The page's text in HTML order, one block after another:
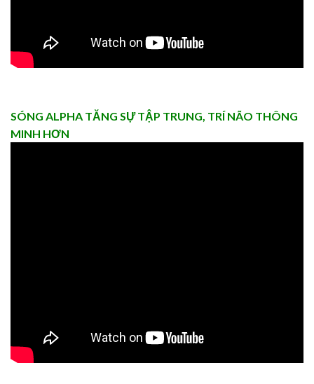
SÓNG ALPHA TĂNG SỰ TẬP TRUNG, TRÍ NÃO THÔNG
MINH HƠN